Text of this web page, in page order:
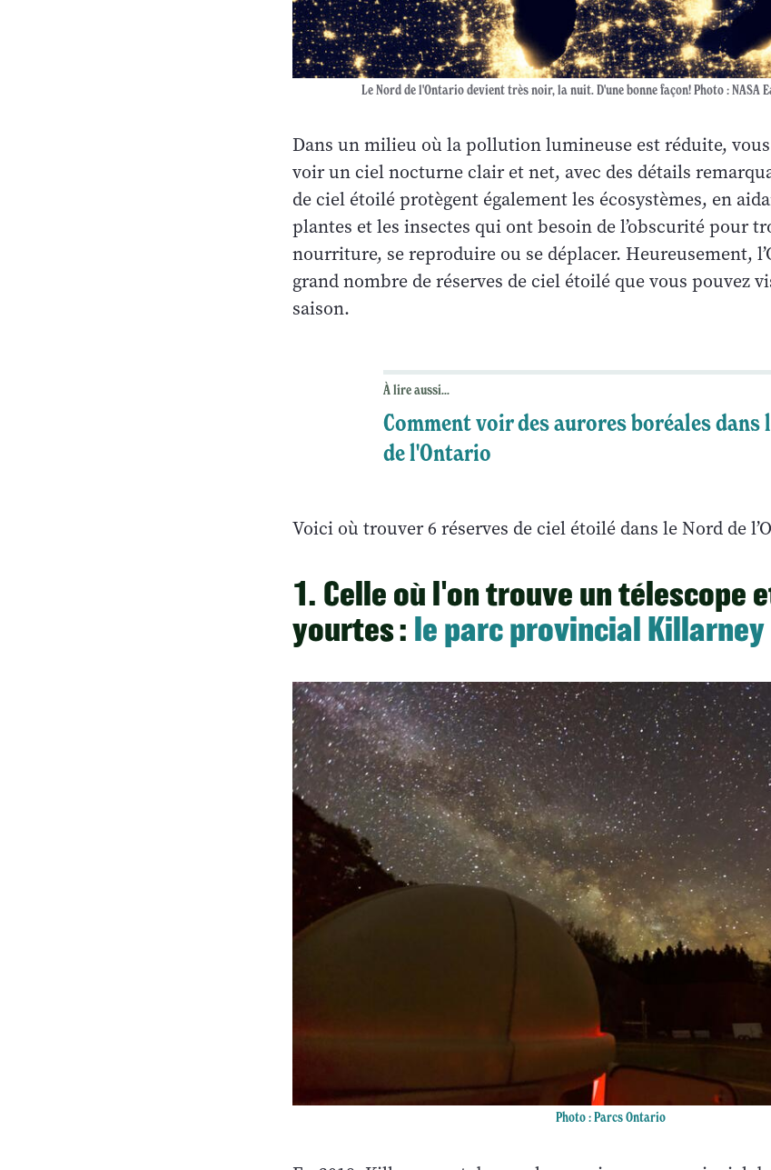
Le Nord de l'Ontario devient très noir, la nuit. D'une bonne façon! Photo : NASA
Dans un milieu où la pollution lumineuse est réduite, vous
voir un ciel nocturne clair et net, avec des détails
de ciel étoilé protègent également les écosystèmes, en
plantes et les insectes qui ont besoin de l’obscurité pour
nourriture, se reproduire ou se déplacer. Heureusement,
grand nombre de réserves de ciel étoilé que vous pouvez
saison.
À lire aussi...
Comment voir des aurores boréales dans
de l'Ontario
Voici où trouver 6 réserves de ciel étoilé dans le Nord de
1. Celle où l'on trouve un télescope
yourtes : le parc provincial Killarney
Photo : Parcs Ontario